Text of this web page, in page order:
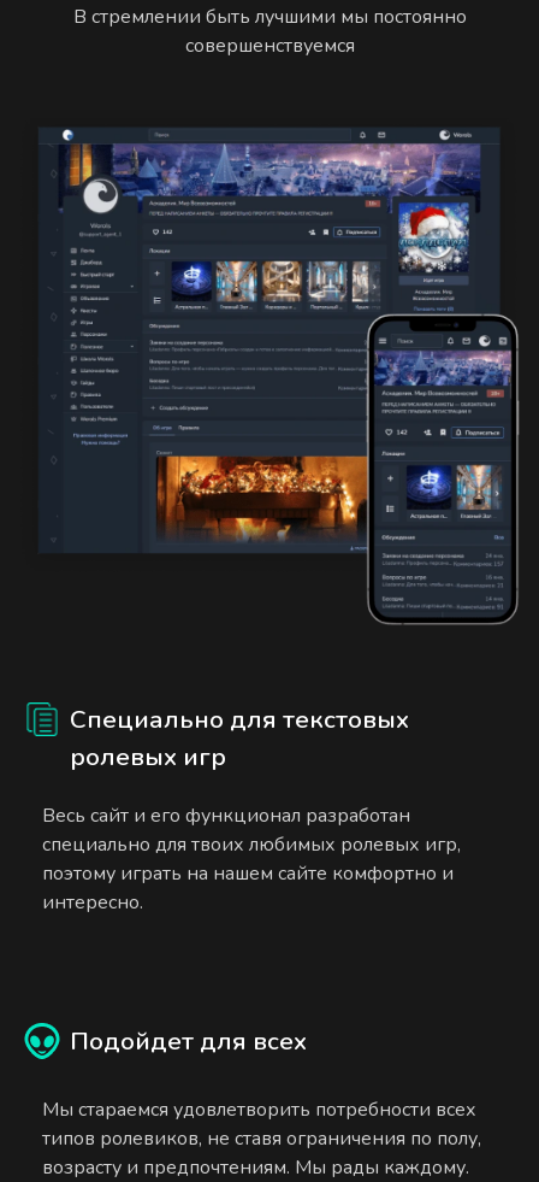
В стремлении быть лучшими мы постоянно
совершенствуемся
Специально для текстовых
ролевых игр
Весь сайт и его функционал разработан
специально для твоих любимых ролевых игр,
поэтому играть на нашем сайте комфортно и
интересно.
Подойдет для всех
Мы стараемся удовлетворить потребности всех
типов ролевиков, не ставя ограничения по полу,
возрасту и предпочтениям. Мы рады каждому.